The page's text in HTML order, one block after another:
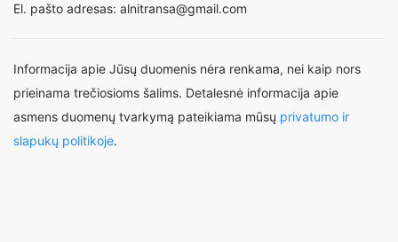
El. pašto adresas: alnitransa@gmail.com
Informacija apie Jūsų duomenis nėra renkama, nei kaip nors
prieinama trečiosioms šalims. Detalesnė informacija apie
asmens duomenų tvarkymą pateikiama mūsų privatumo ir
slapukų politikoje.